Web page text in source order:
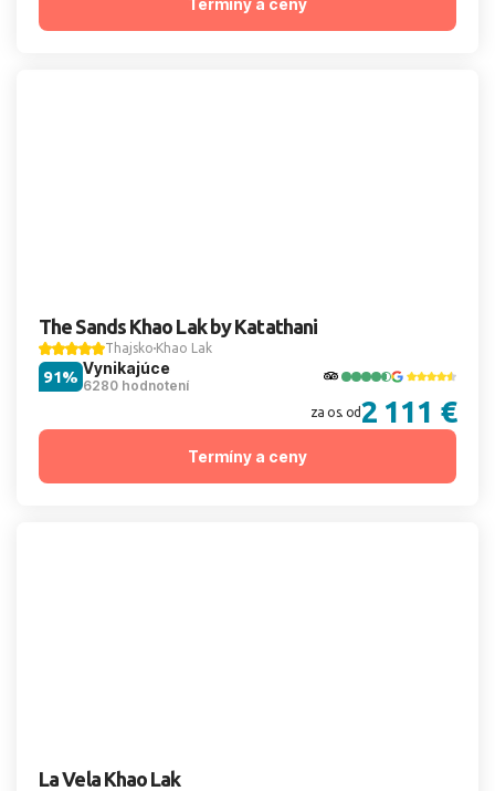
Termíny a ceny
The Sands Khao Lak by Katathani
Thajsko Khao Lak
Vynikajúce
6280 hodnotení
91%
za os. od2 111 €
Termíny a ceny
La Vela Khao Lak